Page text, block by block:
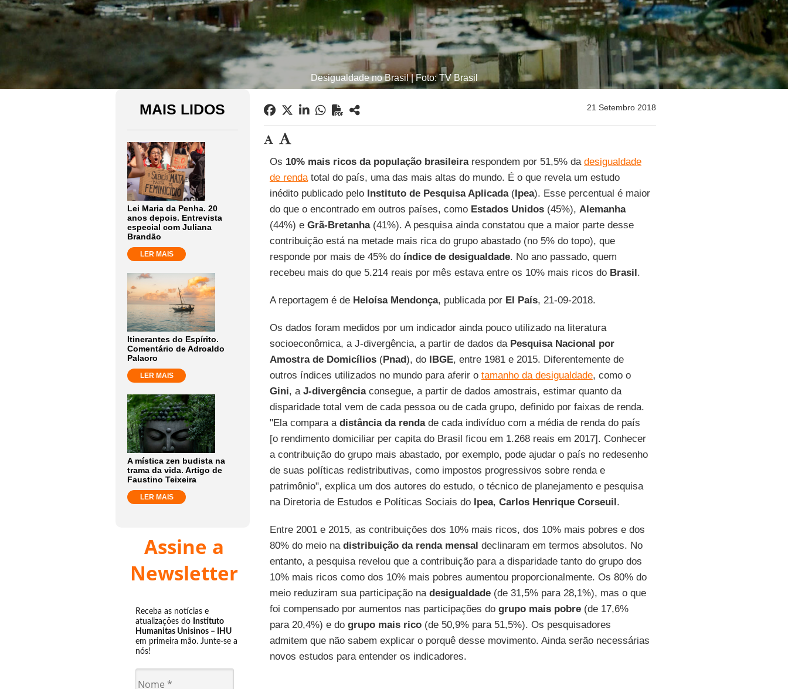
Desigualdade no Brasil | Foto: TV Brasil
MAIS LIDOS
Lei Maria da Penha. 20
anos depois. Entrevista
especial com Juliana
Brandão
LER MAIS
Itinerantes do Espírito.
Comentário de Adroaldo
Palaoro
LER MAIS
A mística zen budista na
trama da vida. Artigo de
Faustino Teixeira
LER MAIS
Assine a
Newsletter
Receba as notícias e
atualizações do Instituto
Humanitas Unisinos – IHU
em primeira mão. Junte-se a
nós!
21 Setembro 2018
Os 10% mais ricos da população brasileirarespondem por 51,5% da desigualdade
de rendatotal do país, uma das mais altas do mundo. É o que revela um estudo
inédito publicado pelo Instituto de Pesquisa Aplicada(Ipea). Esse percentual é maior
do que o encontrado em outros países, como Estados Unidos(45%), Alemanha
(44%) eGrã-Bretanha(41%). A pesquisa ainda constatou que a maior parte desse
contribuição está na metade mais rica do grupo abastado (no 5% do topo), que
responde por mais de 45% doíndice de desigualdade. No ano passado, quem
recebeu mais do que 5.214 reais por mês estava entre os 10% mais ricos do Brasil.
A reportagem é deHeloísa Mendonça, publicada por El País, 21-09-2018.
Os dados foram medidos por um indicador ainda pouco utilizado na literatura
socioeconômica, a J-divergência, a partir de dados da Pesquisa Nacional por
Amostra de Domicílios(Pnad), do IBGE, entre 1981 e 2015. Diferentemente de
outros índices utilizados no mundo para aferir o tamanho da desigualdade, como o
Gini, a J-divergênciaconsegue, a partir de dados amostrais, estimar quanto da
disparidade total vem de cada pessoa ou de cada grupo, definido por faixas de renda.
"Ela compara a distância da rendade cada indivíduo com a média de renda do país
[o rendimento domiciliar per capita do Brasil ficou em 1.268 reais em 2017]. Conhecer
a contribuição do grupo mais abastado, por exemplo, pode ajudar o país no redesenho
de suas políticas redistributivas, como impostos progressivos sobre renda e
patrimônio", explica um dos autores do estudo, o técnico de planejamento e pesquisa
na Diretoria de Estudos e Políticas Sociais do Ipea, Carlos Henrique Corseuil.
Entre 2001 e 2015, as contribuições dos 10% mais ricos, dos 10% mais pobres e dos
80% do meio na distribuição da renda mensal declinaram em termos absolutos. No
entanto, a pesquisa revelou que a contribuição para a disparidade tanto do grupo dos
10% mais ricos como dos 10% mais pobres aumentou proporcionalmente. Os 80% do
meio reduziram sua participação na desigualdade(de 31,5% para 28,1%), mas o que
foi compensado por aumentos nas participações do grupo mais pobre(de 17,6%
para 20,4%) e dogrupo mais rico(de 50,9% para 51,5%). Os pesquisadores
admitem que não sabem explicar o porquê desse movimento. Ainda serão necessárias
novos estudos para entender os indicadores.